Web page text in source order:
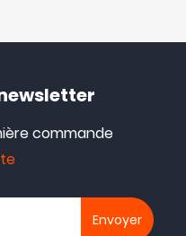
commande